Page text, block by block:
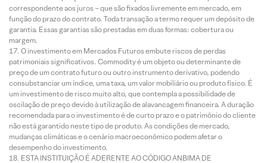
correspondente aos juros – que são fixados livremente em mercado, em
função do prazo do contrato. Toda transação a termo requer um depósito de
garantia. Essas garantias são prestadas em duas formas: cobertura ou
margem.
O investimento em Mercados Futuros embute riscos de perdas
patrimoniais significativos. Commodity é um objeto ou determinante de
preço de um contrato futuro ou outro instrumento derivativo, podendo
consubstanciar um índice, uma taxa, um valor mobiliário ou produto físico. É
um investimento de risco muito alto, que contempla a possibilidade de
oscilação de preço devido à utilização de alavancagem financeira. A duração
recomendada para o investimento é de curto prazo e o patrimônio do cliente
não está garantido neste tipo de produto. As condições de mercado,
mudanças climáticas e o cenário macroeconômico podem afetar o
desempenho do investimento.
ESTA INSTITUIÇÃO É ADERENTE AO CÓDIGO ANBIMA DE